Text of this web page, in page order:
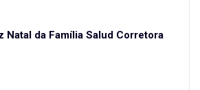
Natal da Família Salud Corretora